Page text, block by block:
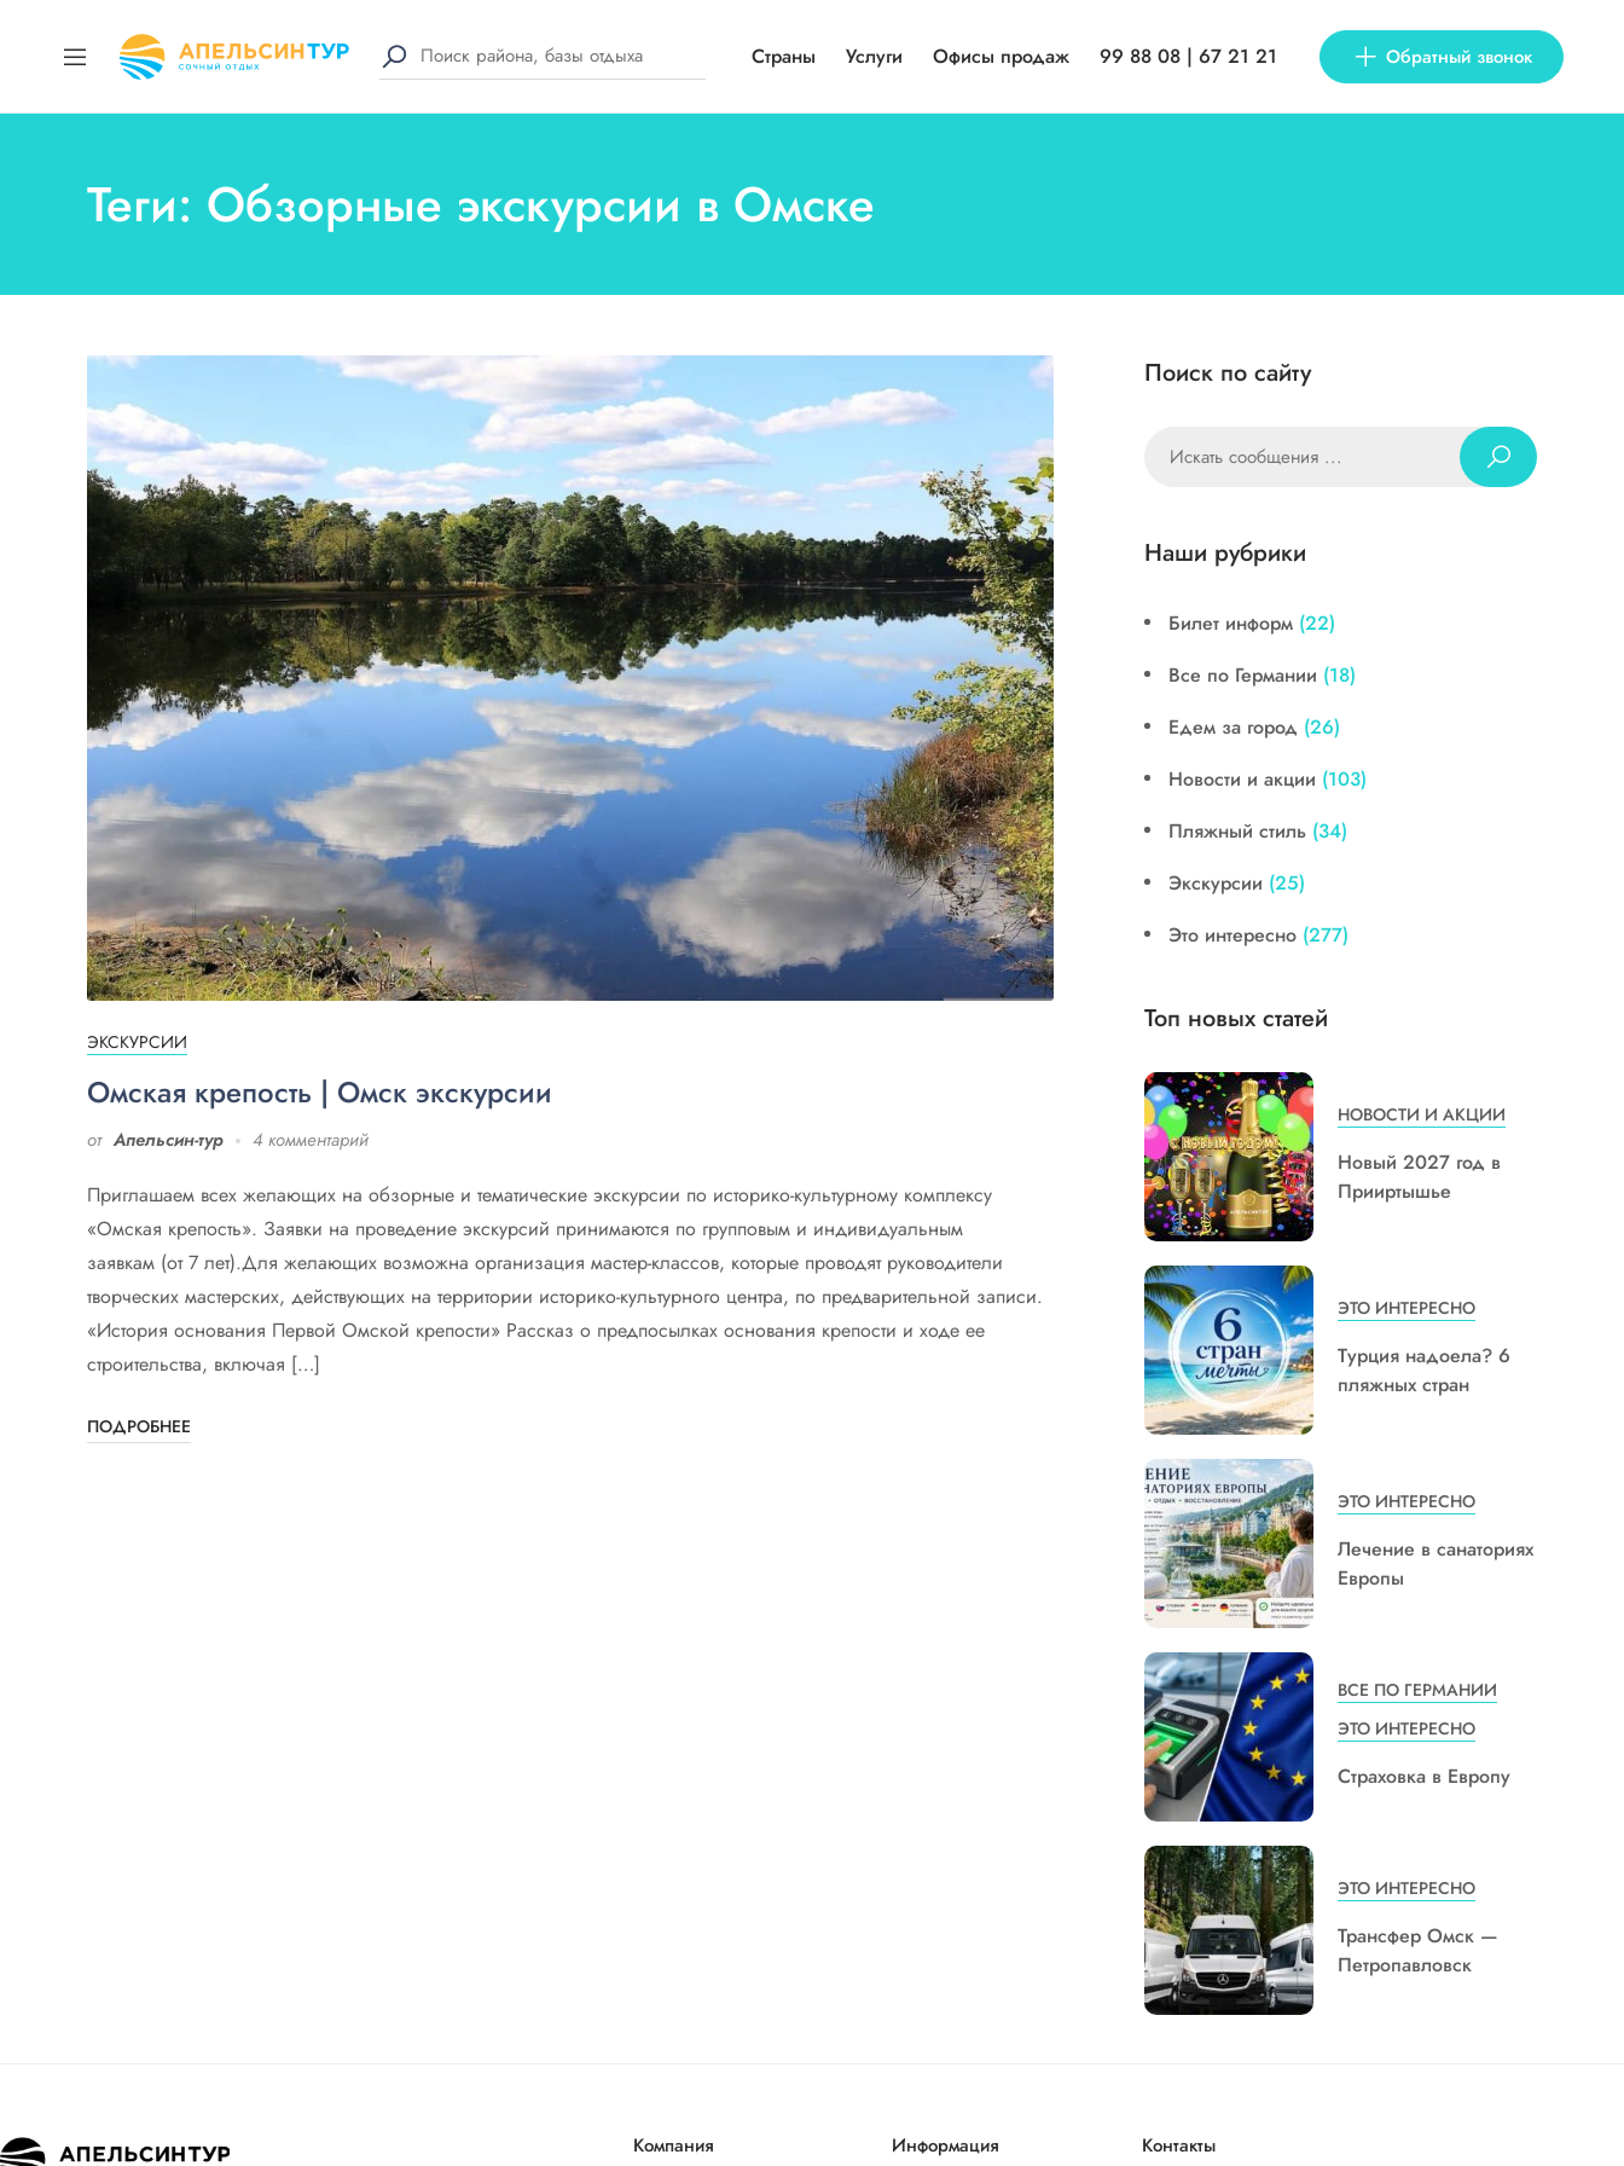
Страны Услуги Офисы продаж 99 88 08 | 67 21 21 Обратный звонок
Теги: Обзорные экскурсии в Омске
ЭКСКУРСИИ
Омская крепость | Омск экскурсии
от Апельсин-тур 4 комментарий
Приглашаем всех желающих на обзорные и тематические экскурсии по историко-культурному комплексу
«Омская крепость». Заявки на проведение экскурсий принимаются по групповым и индивидуальным
заявкам (от 7 лет).Для желающих возможна организация мастер-классов, которые проводят руководители
творческих мастерских, действующих на территории историко-культурного центра, по предварительной записи.
«История основания Первой Омской крепости» Рассказ о предпосылках основания крепости и ходе ее
строительства, включая […]
ПОДРОБНЕЕ
Поиск по сайту
Наши рубрики
Билет информ (22)
Все по Германии (18)
Едем за город (26)
Новости и акции (103)
Пляжный стиль (34)
Экскурсии (25)
Это интересно (277)
Топ новых статей
НОВОСТИ И АКЦИИ
Новый 2027 год в
Прииртышье
ЭТО ИНТЕРЕСНО
Турция надоела? 6
пляжных стран
ЭТО ИНТЕРЕСНО
Лечение в санаториях
Европы
ВСЕ ПО ГЕРМАНИИ
ЭТО ИНТЕРЕСНО
Страховка в Европу
ЭТО ИНТЕРЕСНО
Трансфер Омск —
Петропавловск
Компания Информация Контакты